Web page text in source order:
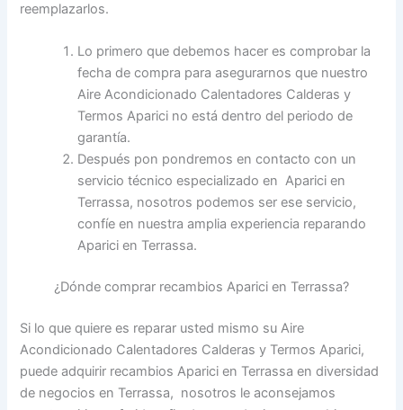
reemplazarlos.
Lo primero que debemos hacer es comprobar la
fecha de compra para asegurarnos que nuestro
Aire Acondicionado Calentadores Calderas y
Termos Aparici no está dentro del periodo de
garantía.
Después pon pondremos en contacto con un
servicio técnico especializado en Aparici en
Terrassa, nosotros podemos ser ese servicio,
confíe en nuestra amplia experiencia reparando
Aparici en Terrassa.
¿Dónde comprar recambios Aparici en Terrassa?
Si lo que quiere es reparar usted mismo su Aire
Acondicionado Calentadores Calderas y Termos Aparici,
puede adquirir recambios Aparici en Terrassa en diversidad
de negocios en Terrassa, nosotros le aconsejamos